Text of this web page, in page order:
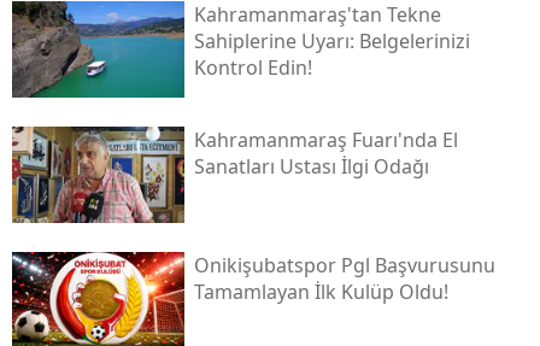
Kahramanmaraş'tan Tekne
Sahiplerine Uyarı: Belgelerinizi
Kontrol Edin!
Kahramanmaraş Fuarı'nda El
Sanatları Ustası İlgi Odağı
Onikişubatspor Pgl Başvurusunu
Tamamlayan İlk Kulüp Oldu!